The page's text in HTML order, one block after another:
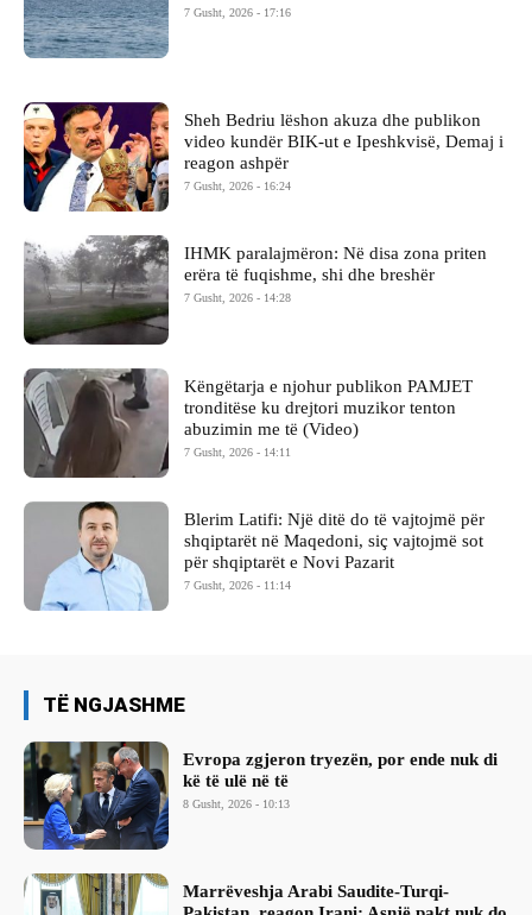
7 Gusht, 2026 - 17:16
Sheh Bedriu lëshon akuza dhe publikon
video kundër BIK-ut e Ipeshkvisë, Demaj i
reagon ashpër
7 Gusht, 2026 - 16:24
IHMK paralajmëron: Në disa zona priten
erëra të fuqishme, shi dhe breshër
7 Gusht, 2026 - 14:28
Këngëtarja e njohur publikon PAMJET
tronditëse ku drejtori muzikor tenton
abuzimin me të (Video)
7 Gusht, 2026 - 14:11
Blerim Latifi: Një ditë do të vajtojmë për
shqiptarët në Maqedoni, siç vajtojmë sot
për shqiptarët e Novi Pazarit
7 Gusht, 2026 - 11:14
TË NGJASHME
Evropa zgjeron tryezën, por ende nuk di
kë të ulë në të
8 Gusht, 2026 - 10:13
Marrëveshja Arabi Saudite-Turqi-